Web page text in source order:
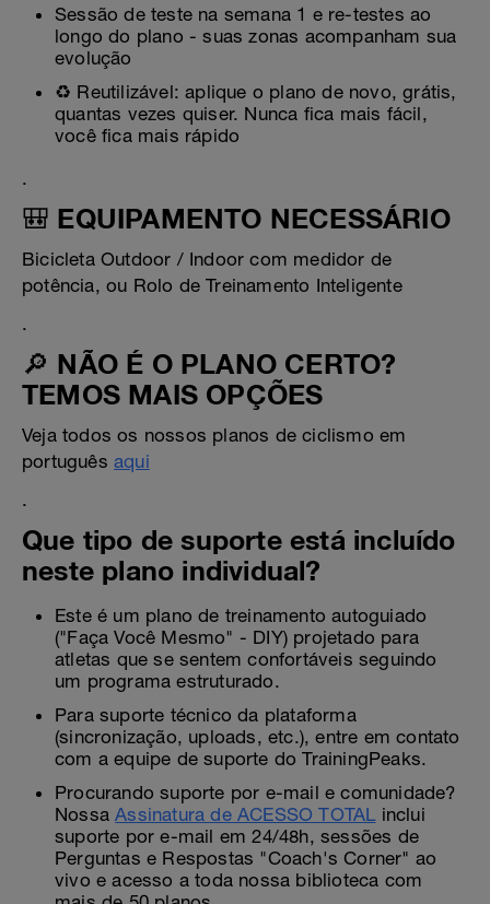
Sessão de teste na semana 1 e re-testes ao
longo do plano - suas zonas acompanham sua
evolução
♻️ Reutilizável: aplique o plano de novo, grátis,
quantas vezes quiser. Nunca fica mais fácil,
você fica mais rápido
.
🎒 EQUIPAMENTO NECESSÁRIO
Bicicleta Outdoor / Indoor com medidor de
potência, ou Rolo de Treinamento Inteligente
.
🔎 NÃO É O PLANO CERTO?
TEMOS MAIS OPÇÕES
Veja todos os nossos planos de ciclismo em
português aqui
.
Que tipo de suporte está incluído
neste plano individual?
Este é um plano de treinamento autoguiado
("Faça Você Mesmo" - DIY) projetado para
atletas que se sentem confortáveis seguindo
um programa estruturado.
Para suporte técnico da plataforma
(sincronização, uploads, etc.), entre em contato
com a equipe de suporte do TrainingPeaks.
Procurando suporte por e-mail e comunidade?
NossaAssinatura de ACESSO TOTAL inclui
suporte por e-mail em 24/48h, sessões de
Perguntas e Respostas "Coach's Corner" ao
vivo e acesso a toda nossa biblioteca com